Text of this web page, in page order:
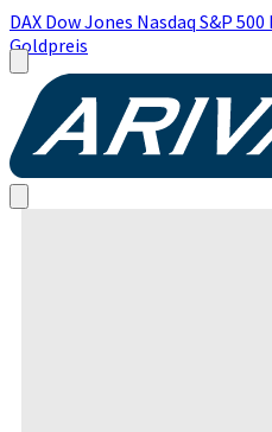
DAX Dow Jones Nasdaq S&P 500
Goldpreis